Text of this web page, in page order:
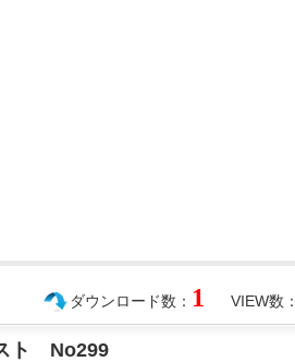
VIEW数：
ダウンロード数： 1
ト No299